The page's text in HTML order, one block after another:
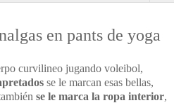
en pants de yoga
curvilineo jugando voleibol,
se le marcan esas bellas,
se le marca la ropa interior,